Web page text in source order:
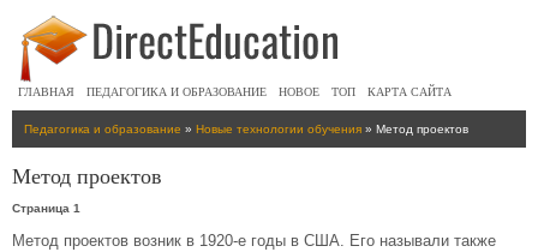
ГЛАВНАЯ ПЕДАГОГИКА И ОБРАЗОВАНИЕ НОВОЕ ТОП КАРТА САЙТА
Педагогика и образование » Новые технологии обучения » Метод проектов
Метод проектов
Страница 1
Метод проектов возник в 1920-е годы в США. Его называли также